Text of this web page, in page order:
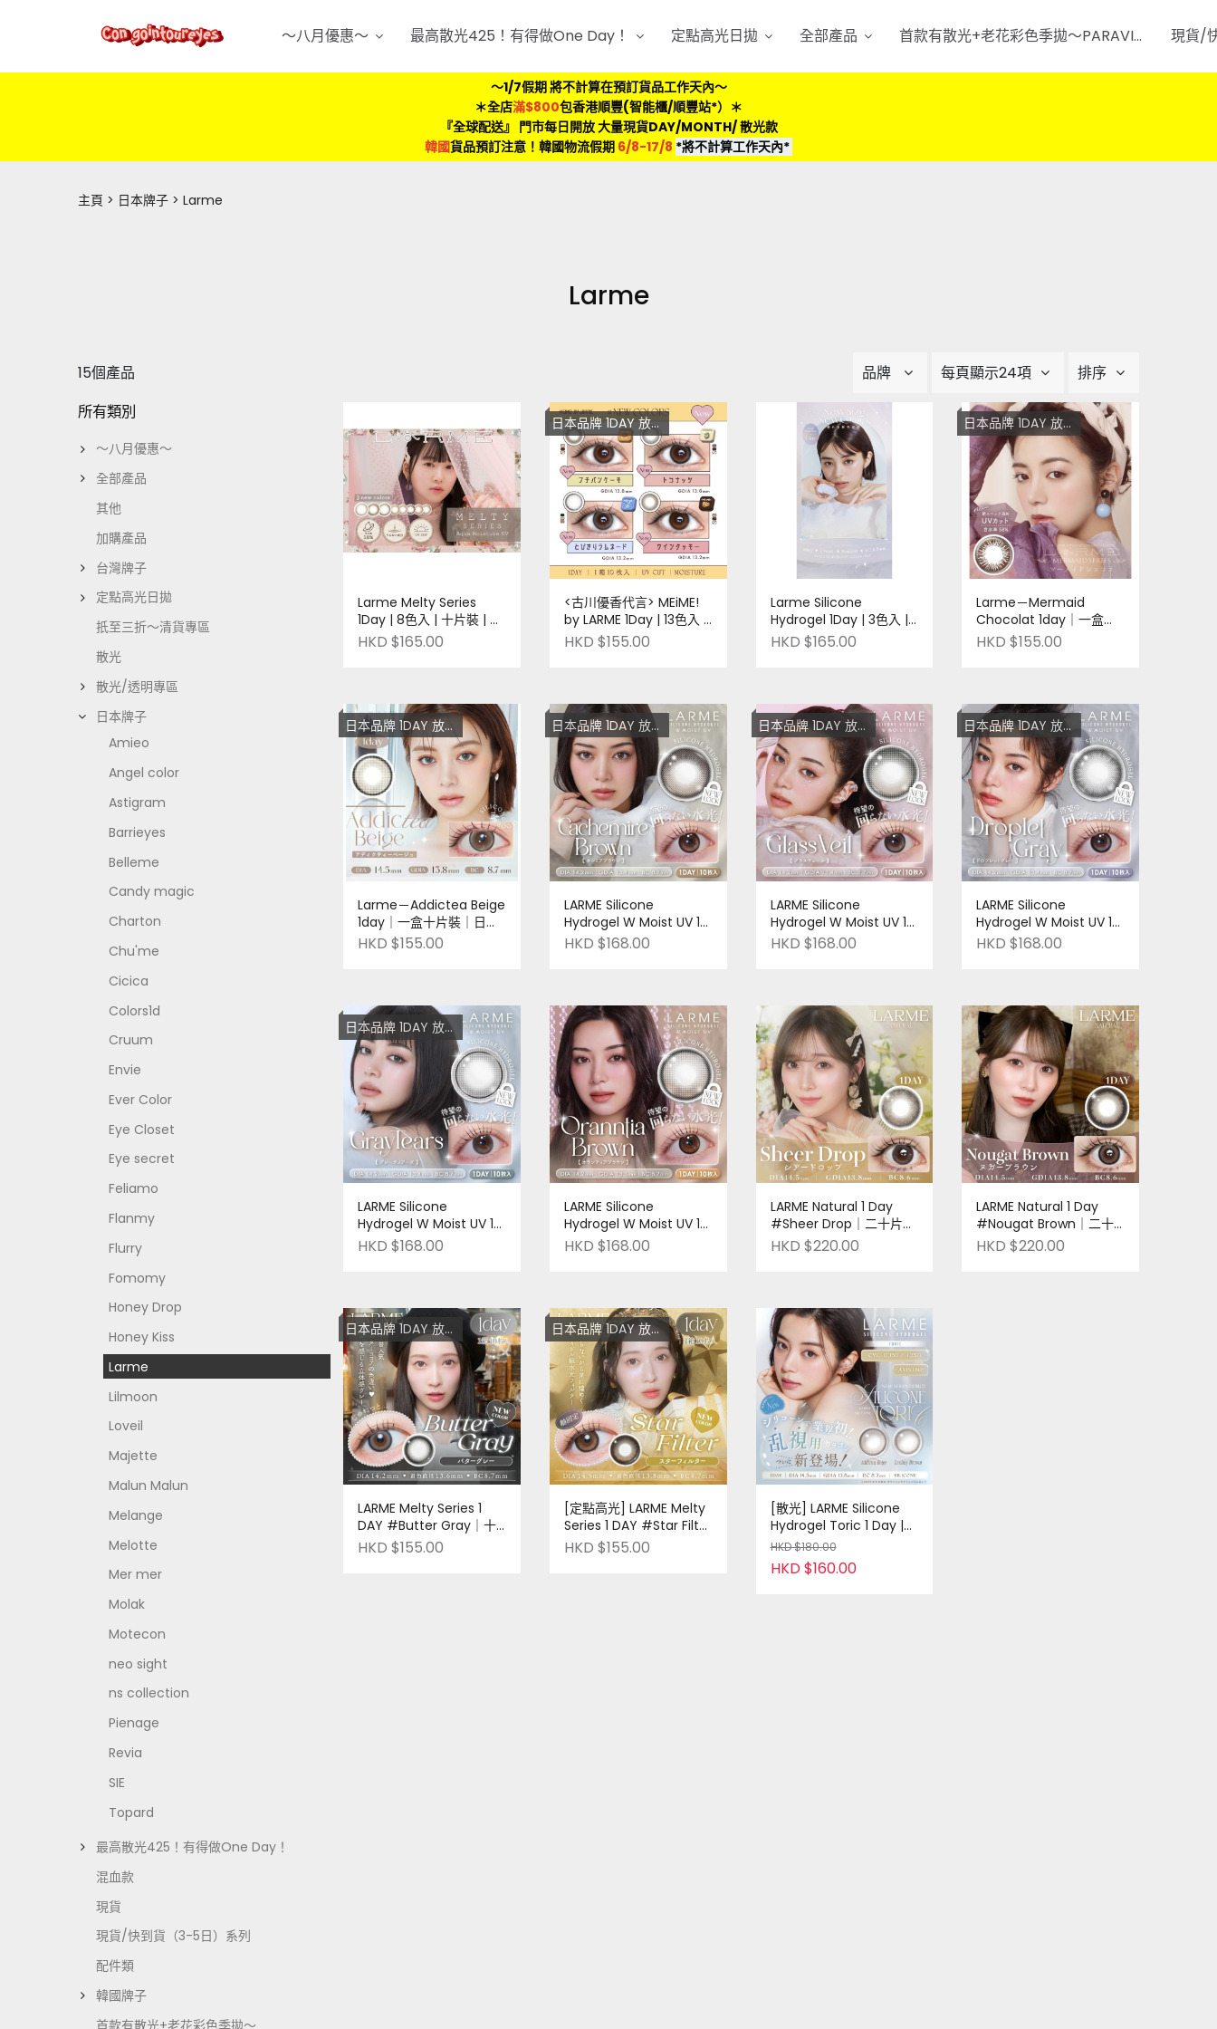
～八月優惠～ 最高散光425！有得做One Day！ 定點高光日拋 全部產品 首款有散光+老花彩色季拋～PARAVISION～ 現貨/
～1/7假期 將不計算在預訂貨品工作天內～
＊全店滿$800包香港順豐(智能櫃/順豐站*）＊
『全球配送』 門市每日開放 大量現貨DAY/MONTH/ 散光款
韓國貨品預訂注意！韓國物流假期 6/8-17/8 *將不計算工作天內*
主頁 日本牌子 Larme
Larme
品牌 每頁顯示24項 排序
15個產品
所有類別
～八月優惠～
全部產品
其他
加購產品
台灣牌子
定點高光日拋
扺至三折～清貨專區
散光
散光/透明專區
日本牌子
Amieo
Angel color
Astigram
Barrieyes
Belleme
Candy magic
Charton
Chu'me
Cicica
Colors1d
Cruum
Envie
Ever Color
Eye Closet
Eye secret
Feliamo
Flanmy
Flurry
Fomomy
Honey Drop
Honey Kiss
Larme
Lilmoon
Loveil
Majette
Malun Malun
Melange
Melotte
Mer mer
Molak
Motecon
neo sight
ns collection
Pienage
Revia
SIE
Topard
最高散光425！有得做One Day！
混血款
現貨
現貨/快到貨（3-5日）系列
配件類
韓國牌子
首款有散光+老花彩色季拋～
Larme Melty Series
1Day | 8色入 | 十片裝 | 日
本品牌 | Pre-order
HKD $165.00
日本品牌 1DAY 放題 低至$128
<古川優香代言> MEiME!
by LARME 1Day | 13色入 |
十片裝 | 日本品牌 | Pre-
HKD $155.00
Larme Silicone
Hydrogel 1Day | 3色入 |
十片裝 | 韓國品牌 | Pre-
HKD $165.00
日本品牌 1DAY 放題 低至$128
Larme－Mermaid
Chocolat 1day｜一盒十
片裝｜日本品牌
HKD $155.00
日本品牌 1DAY 放題 低至$128
Larme－Addictea Beige
1day｜一盒十片裝｜日本
品牌
HKD $155.00
日本品牌 1DAY 放題 低至$128
LARME Silicone
Hydrogel W Moist UV 1
DAY #Cachemire
Brown｜十片裝｜日本品
HKD $168.00
日本品牌 1DAY 放題 低至$128
LARME Silicone
Hydrogel W Moist UV 1
DAY #Glass Veil｜十片
裝｜日本品牌 ｜Pre-
HKD $168.00
日本品牌 1DAY 放題 低至$128
LARME Silicone
Hydrogel W Moist UV 1
DAY #Droplet Gray｜十
片裝｜日本品牌 ｜Pre-
HKD $168.00
日本品牌 1DAY 放題 低至$128
LARME Silicone
Hydrogel W Moist UV 1
DAY #Gray Tears｜十片
裝｜日本品牌 ｜Pre-
HKD $168.00
LARME Silicone
Hydrogel W Moist UV 1
DAY #Oranntia Brown
｜十片裝｜日本品牌 ｜
HKD $168.00
LARME Natural 1 Day
#Sheer Drop｜二十片裝
｜日本品牌｜Pre-order
HKD $220.00
LARME Natural 1 Day
#Nougat Brown｜二十
片裝｜日本品牌｜Pre-
HKD $220.00
日本品牌 1DAY 放題 低至$128
LARME Melty Series 1
DAY #Butter Gray｜十
片裝｜日本品牌 ｜Pre-
HKD $155.00
日本品牌 1DAY 放題 低至$128
[定點高光] LARME Melty
Series 1 DAY #Star Filter
｜十片裝｜日本品牌 ｜
Pre-order
HKD $155.00
[散光] LARME Silicone
Hydrogel Toric 1 Day |
兩色入 | 十片裝 | 日本品
牌 | Pre-order
HKD $180.00
HKD $160.00